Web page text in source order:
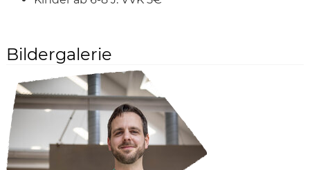
Bildergalerie